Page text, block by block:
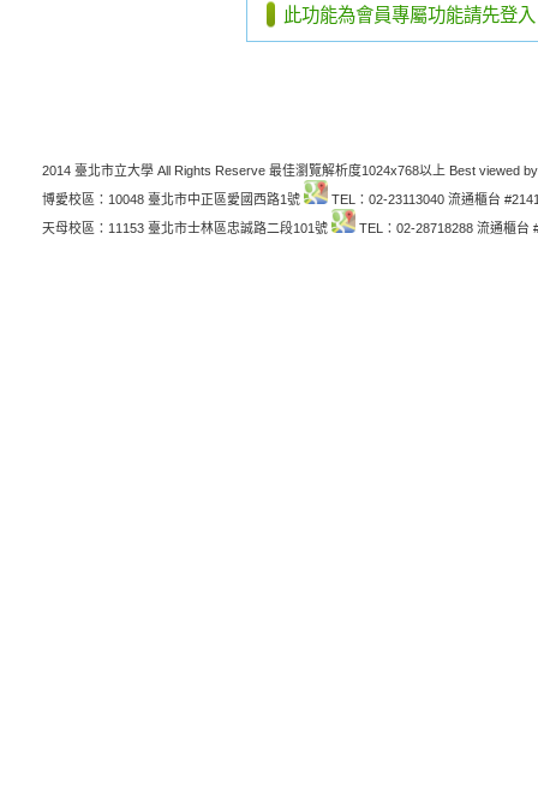
此功能為會員專屬功能請先登入
2014 臺北市立大學 All Rights Reserve 最佳瀏覽解析度1024x768以上 Best viewed
博愛校區：10048 臺北市中正區愛國西路1號
TEL：02-23113040 流通櫃台
天母校區：11153 臺北市士林區忠誠路二段101號
TEL：02-28718288 流通櫃台